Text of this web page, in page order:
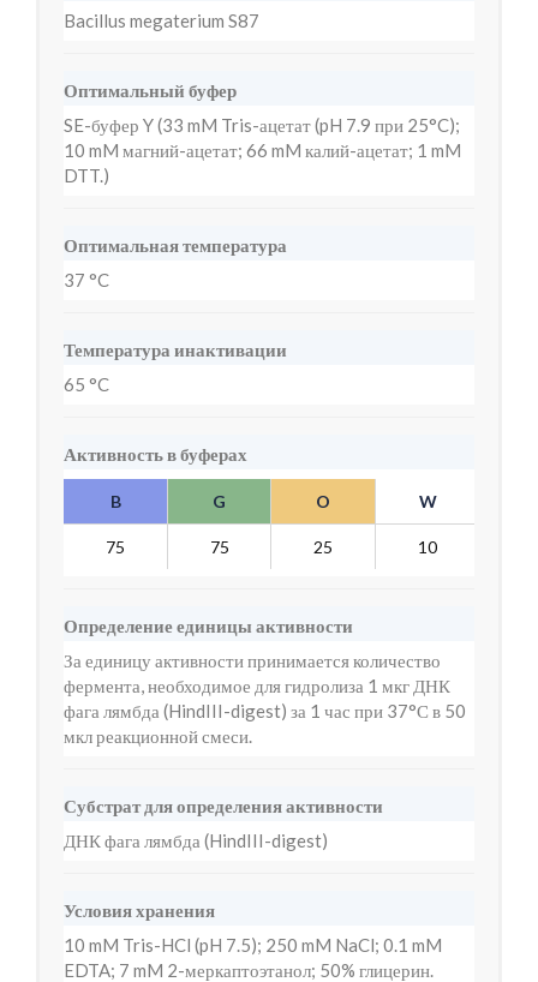
Bacillus megaterium S87
Оптимальный буфер
SE-буфер Y (33 mM Tris-ацетат (pH 7.9 при 25°C);
10 mM магний-ацетат; 66 mM калий-ацетат; 1 mM
DTT.)
Оптимальная температура
37 °C
Температура инактивации
65 °C
Активность в буферах
B G O W
75 75 25 10
Определение единицы активности
За единицу активности принимается количество
фермента, необходимое для гидролиза 1 мкг ДНК
фага лямбда (HindIII-digest) за 1 час при 37°С в 50
мкл реакционной смеси.
Субстрат для определения активности
ДНК фага лямбда (HindIII-digest)
Условия хранения
10 mM Tris-HCl (pH 7.5); 250 mM NaCl; 0.1 mM
EDTA; 7 mM 2-меркаптоэтанол; 50% глицерин.